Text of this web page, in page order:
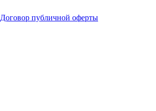
Договор публичной оферты